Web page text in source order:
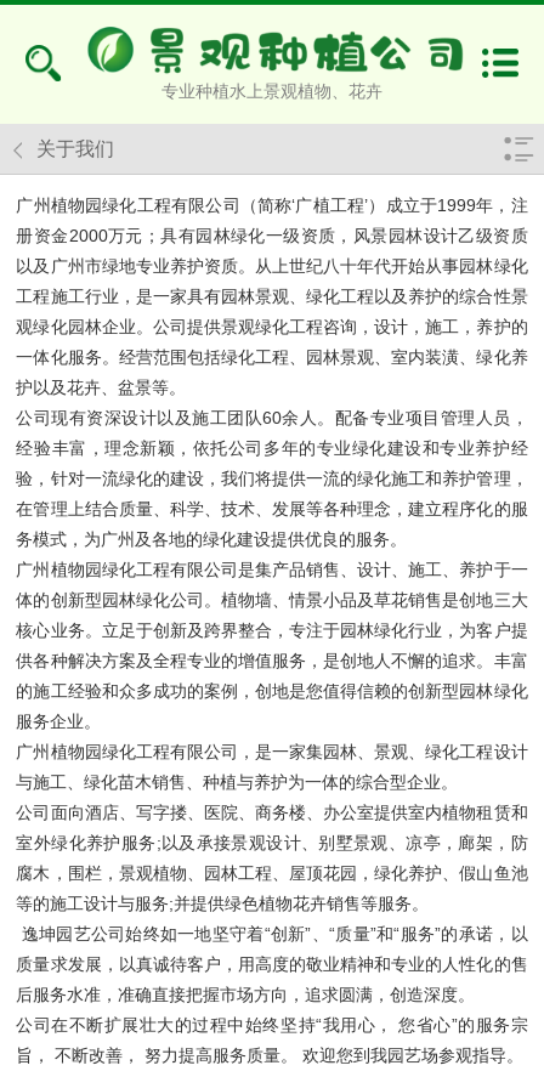
专业种植水上景观植物、花卉
关于我们
广州植物园绿化工程有限公司（简称‘广植工程’）成立于1999年，注
册资金2000万元；具有园林绿化一级资质，风景园林设计乙级资质
以及广州市绿地专业养护资质。从上世纪八十年代开始从事园林绿化
工程施工行业，是一家具有园林景观、绿化工程以及养护的综合性景
观绿化园林企业。公司提供景观绿化工程咨询，设计，施工，养护的
一体化服务。经营范围包括绿化工程、园林景观、室内装潢、绿化养
护以及花卉、盆景等。
公司现有资深设计以及施工团队60余人。配备专业项目管理人员，
经验丰富，理念新颖，依托公司多年的专业绿化建设和专业养护经
验，针对一流绿化的建设，我们将提供一流的绿化施工和养护管理，
在管理上结合质量、科学、技术、发展等各种理念，建立程序化的服
务模式，为广州及各地的绿化建设提供优良的服务。
广州植物园绿化工程有限公司是集产品销售、设计、施工、养护于一
体的创新型园林绿化公司。植物墙、情景小品及草花销售是创地三大
核心业务。立足于创新及跨界整合，专注于园林绿化行业，为客户提
供各种解决方案及全程专业的增值服务，是创地人不懈的追求。丰富
的施工经验和众多成功的案例，创地是您值得信赖的创新型园林绿化
服务企业。
广州植物园绿化工程有限公司，是一家集园林、景观、绿化工程设计
与施工、绿化苗木销售、种植与养护为一体的综合型企业。
公司面向酒店、写字搂、医院、商务楼、办公室提供室内植物租赁和
室外绿化养护服务;以及承接景观设计、别墅景观、凉亭，廊架，防
腐木，围栏，景观植物、园林工程、屋顶花园，绿化养护、假山鱼池
等的施工设计与服务;并提供绿色植物花卉销售等服务。
逸坤园艺公司始终如一地坚守着“创新”、“质量”和“服务”的承诺，以
质量求发展，以真诚待客户，用高度的敬业精神和专业的人性化的售
后服务水准，准确直接把握市场方向，追求圆满，创造深度。
公司在不断扩展壮大的过程中始终坚持“我用心， 您省心”的服务宗
旨， 不断改善， 努力提高服务质量。 欢迎您到我园艺场参观指导。